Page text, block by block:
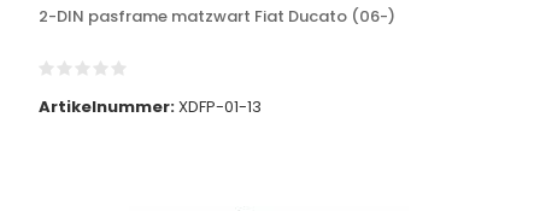
2-DIN pasframe matzwart Fiat Ducato (06-)
Artikelnummer:XDFP-01-13